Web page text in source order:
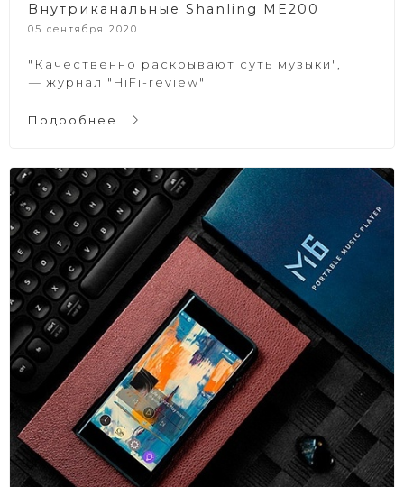
Внутриканальные Shanling ME200
05 сентября 2020
"Качественно раскрывают суть музыки",
— журнал "HiFi-review"
Подробнее